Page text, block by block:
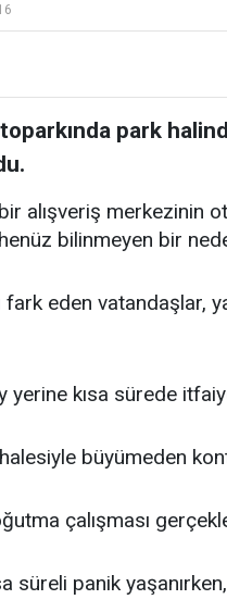
park
alışveriş merkezinin
bilinmeyen bir
eden vatandaşlar,
yerine kısa sürede
büyümeden
çalışması
süreli panik